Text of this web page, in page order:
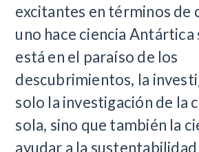
excitantes en términos de
uno hace ciencia
está en el paraíso de los
descubrimientos, la
solo la investigación de la
sola, sino que también la
ayudar a la